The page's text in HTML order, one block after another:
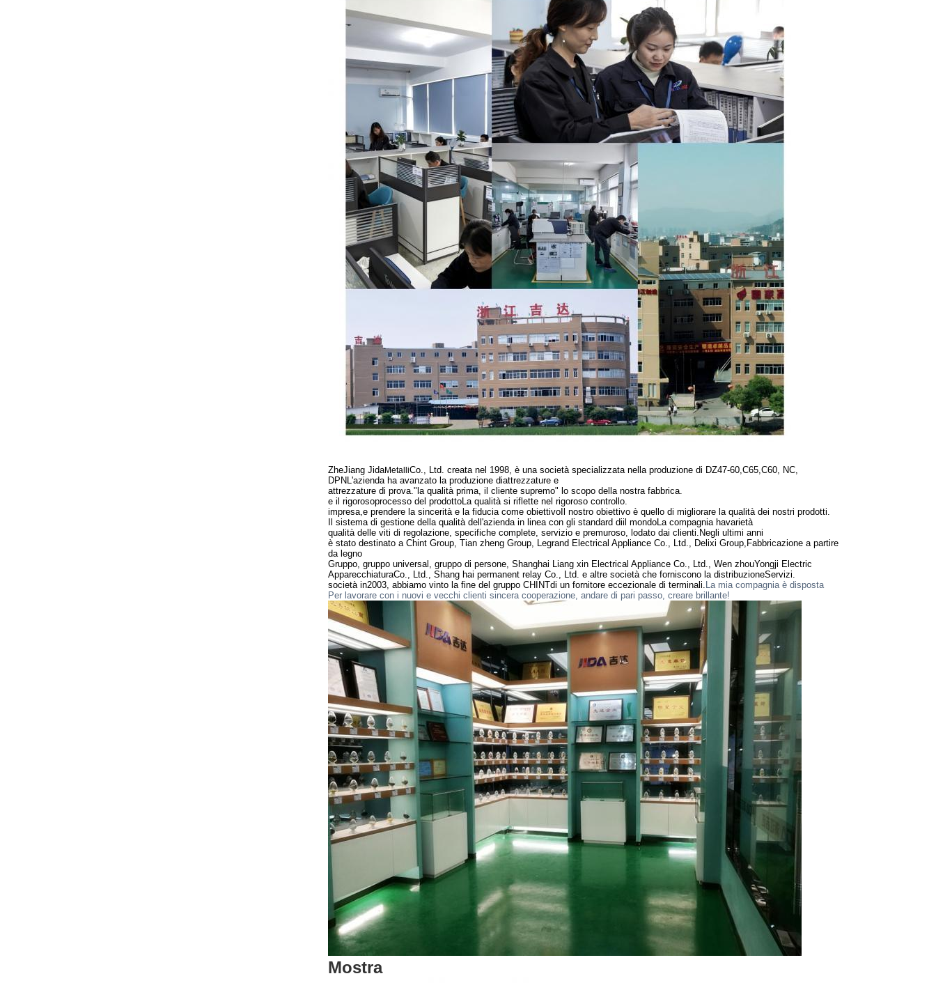
ZheJiang JidaMetalliCo., Ltd. creata nel 1998, è una società specializzata nella produzione di DZ47-60,C65,C60, NC,
DPN L'azienda ha avanzato la produzione diattrezzature e
attrezzature di prova."la qualità prima, il cliente supremo" lo scopo della nostra fabbrica.
e il rigorosoprocesso del prodottoLa qualità si riflette nel rigoroso controllo.
impresa,e prendere la sincerità e la fiducia come obiettivo Il nostro obiettivo è quello di migliorare la qualità dei nostri prodotti.
Il sistema di gestione della qualità dell'azienda in linea con gli standard diil mondoLa compagnia havarietà
qualità delle viti di regolazione, specifiche complete, servizio e premuroso, lodato dai clienti. Negli ultimi anni
è stato destinato a Chint Group, Tian zheng Group, Legrand Electrical Appliance Co., Ltd., Delixi Group, Fabbricazione a partire
da legno
Gruppo, gruppo universal, gruppo di persone, Shanghai Liang xin Electrical Appliance Co., Ltd., Wen zhouYongji Electric
ApparecchiaturaCo., Ltd., Shang hai permanent relay Co., Ltd. e altre società che forniscono la distribuzioneServizi.
società in2003, abbiamo vinto la fine del gruppo CHINTdi un fornitore eccezionale di terminali. La mia compagnia è disposta
Per lavorare con i nuovi e vecchi clienti sincera cooperazione, andare di pari passo, creare brillante!
Mostra